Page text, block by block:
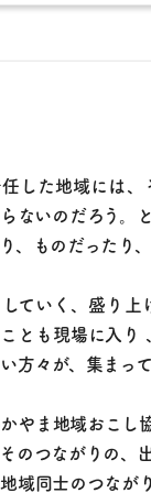
した地域には、
ないのだろう。
、ものだったり
ていく、盛り
とも現場に入り
方々が、集まっ
やま地域おこし
のつながりの、
域同士のつなが